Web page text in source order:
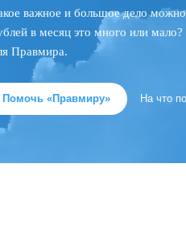
важное и большое дело
в месяц это много или
Правмира.
Помочь «Правмиру» На что